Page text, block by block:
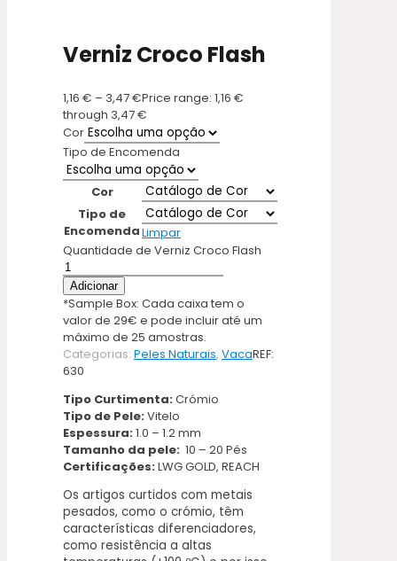
Verniz Croco Flash
1,16 € – 3,47€Price range: 1,16 €
through 3,47 €
Cor
Tipo de Encomenda
Cor
Tipo de
EncomendaLimpar
Quantidade de Verniz Croco Flash
Adicionar
*Sample Box: Cada caixa tem o
valor de 29€ e pode incluir até um
máximo de 25 amostras.
Categorias: Peles Naturais, VacaREF:
630
Tipo Curtimenta:Crómio
Tipo de Pele:Vitelo
Espessura:1.0 – 1.2 mm
Tamanho da pele: 10 – 20 Pés
Certificações:LWG GOLD, REACH
Os artigos curtidos com metais
pesados, como o crómio, têm
características diferenciadores,
como resistência a altas